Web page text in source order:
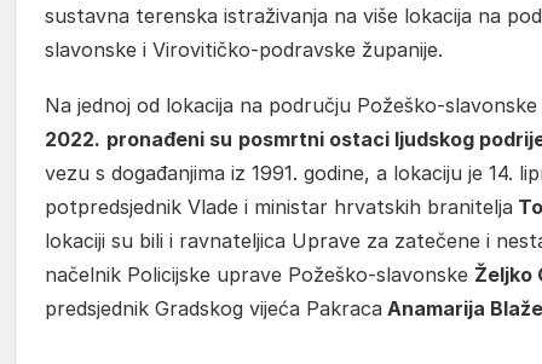
sustavna terenska istraživanja na više lokacija na
slavonske i Virovitičko-podravske županije.
Na jednoj od lokacija na području Požeško-
2022. pronađeni su posmrtni ostaci ljudskog
vezu s događanjima iz 1991. godine, a lokaciju je 14.
potpredsjednik Vlade i ministar hrvatskih branitelja
lokaciji su bili i ravnateljica Uprave za zatečene i
načelnik Policijske uprave Požeško-slavonske Željko
predsjednik Gradskog vijeća Pakraca Anamarija